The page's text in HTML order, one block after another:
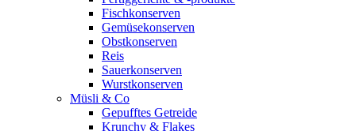
Fischkonserven
Gemüsekonserven
Obstkonserven
Reis
Sauerkonserven
Wurstkonserven
Müsli & Co
Gepufftes Getreide
Krunchy & Flakes